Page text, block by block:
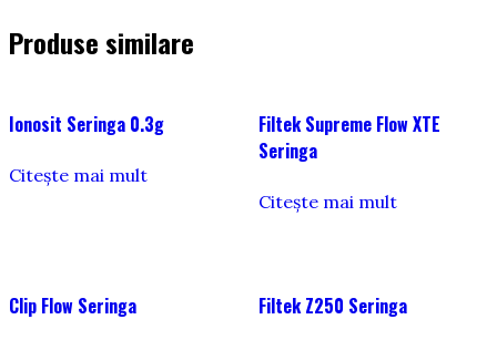
Produse similare
Ionosit Seringa 0.3g
Citește mai mult
Filtek Supreme Flow XTE
Seringa
Citește mai mult
Clip Flow Seringa Filtek Z250 Seringa